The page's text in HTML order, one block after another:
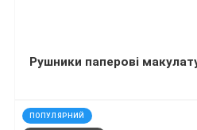
ПОПУЛЯРНИЙ
код: 20739